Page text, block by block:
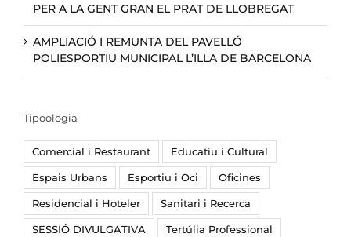
PER A LA GENT GRAN EL PRAT DE LLOBREGAT
AMPLIACIÓ I REMUNTA DEL PAVELLÓ
POLIESPORTIU MUNICIPAL L’ILLA DE BARCELONA
Tipoologia
Comercial i Restaurant Educatiu i Cultural
Espais Urbans Esportiu i Oci Oficines
Residencial i Hoteler Sanitari i Recerca
SESSIÓ DIVULGATIVA Tertúlia Professional